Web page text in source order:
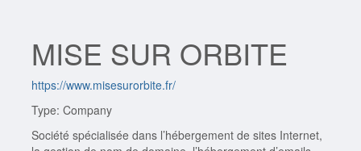
MISE SUR ORBITE
https://www.misesurorbite.fr/
Type: Company
Société spécialisée dans l’hébergement de sites Internet,